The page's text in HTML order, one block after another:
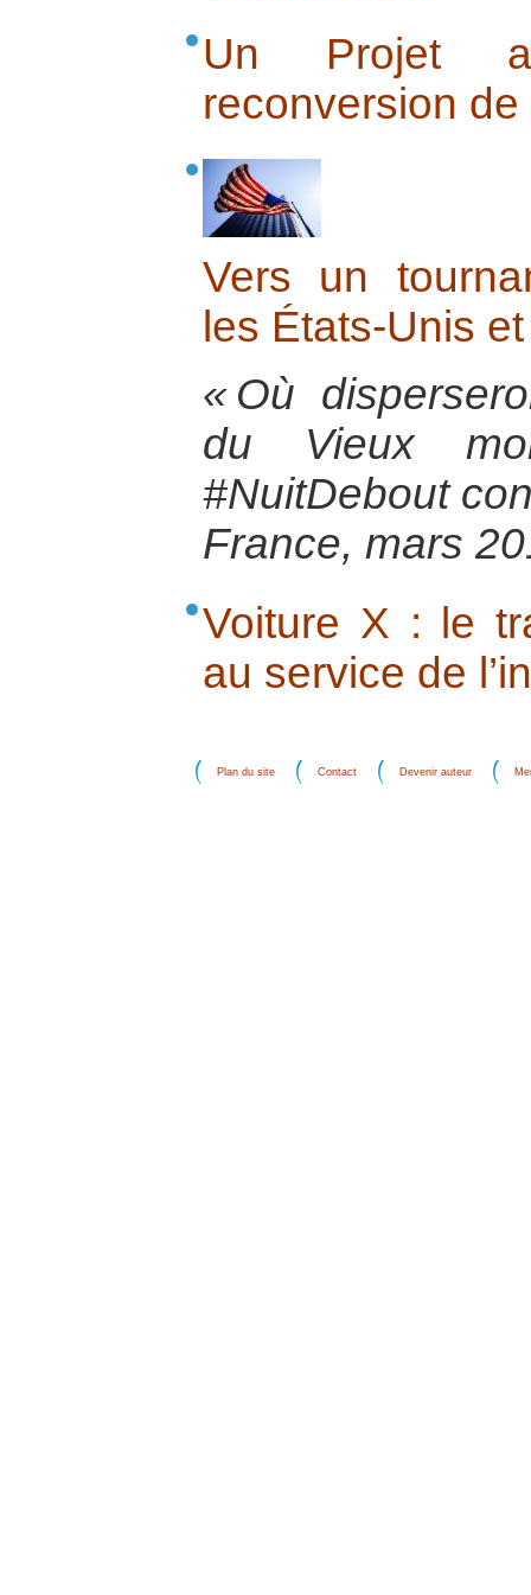
Un Projet
reconversion
Vers un
les États-Unis
« Où
du Vieux
#NuitDebout
France, mars
Voiture X : le
au service de
Plan du site Contact Devenir auteur